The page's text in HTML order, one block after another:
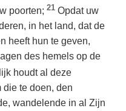
poorten; 21 Opdat uw
in het land, dat de
heeft hun te geven,
des hemels op de
houdt al deze
te doen, den
wandelende in al Zijn